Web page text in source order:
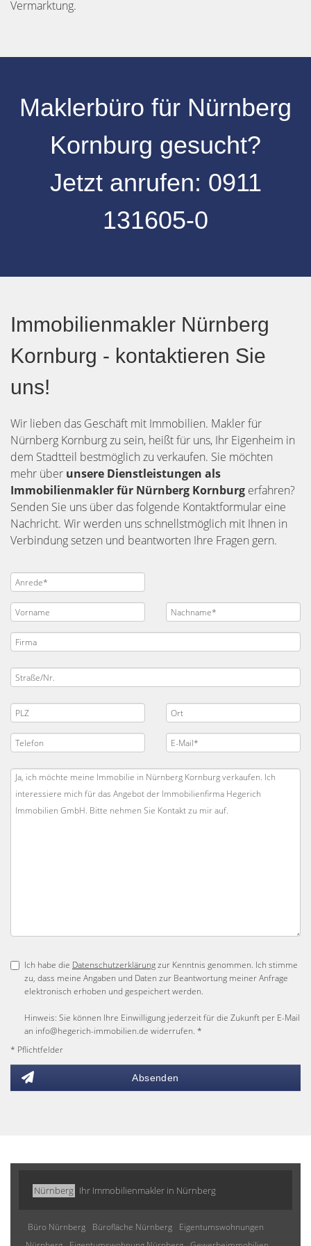
Vermarktung.
Maklerbüro für Nürnberg
Kornburg gesucht?
Jetzt anrufen: 0911
131605-0
Immobilienmakler Nürnberg
Kornburg - kontaktieren Sie
uns!
Wir lieben das Geschäft mit Immobilien. Makler für
Nürnberg Kornburg zu sein, heißt für uns, Ihr Eigenheim in
dem Stadtteil bestmöglich zu verkaufen. Sie möchten
mehr über unsere Dienstleistungen als
Immobilienmakler für Nürnberg Kornburg erfahren?
Senden Sie uns über das folgende Kontaktformular eine
Nachricht. Wir werden uns schnellstmöglich mit Ihnen in
Verbindung setzen und beantworten Ihre Fragen gern.
Ich habe die Datenschutzerklärungzur Kenntnis genommen. Ich stimme
zu, dass meine Angaben und Daten zur Beantwortung meiner Anfrage
elektronisch erhoben und gespeichert werden.
Hinweis: Sie können Ihre Einwilligung jederzeit für die Zukunft per E-Mail
an info@hegerich-immobilien.de widerrufen. *
* Pflichtfelder
Absenden
Nürnberg Ihr Immobilienmakler in Nürnberg
Büro Nürnberg Bürofläche Nürnberg
Eigentumswohnungen